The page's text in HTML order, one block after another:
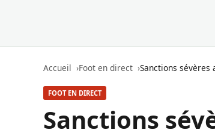
Accueil Foot en direct Sanctions sévères
FOOT EN DIRECT
Sanctions